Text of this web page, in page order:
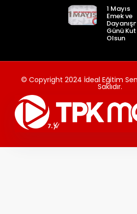
1 Mayıs
Emek ve
Günü Kutlu
Olsun
© Copyright 2024 İdeal Eğitim
Saklıdır.